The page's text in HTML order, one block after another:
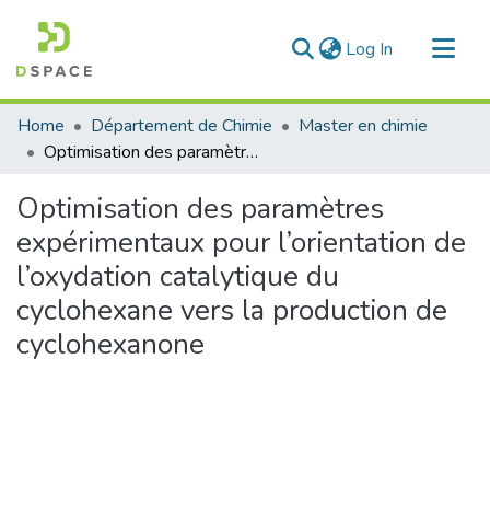
Log In (current)
Communities & Collections
All of DSpace
Home Département de Chimie
Master en chimie
Optimisation des paramètres expérimentaux pour l’orientation de l’oxydation catalytique du cyclohexane vers la production de cyclohexanone
Optimisation des paramètres
expérimentaux pour l’orientation de
l’oxydation catalytique du
cyclohexane vers la production de
cyclohexanone